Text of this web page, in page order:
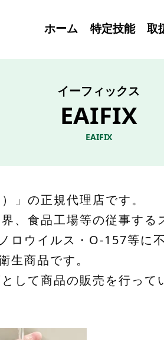
ホーム 特定技能 取
EAIFIX
イーフィックス
EAIFIX
」の正規代理店です。
、食品工場等の従事す
ロウイルス・O-157等に
生商品です。
して商品の販売を行って